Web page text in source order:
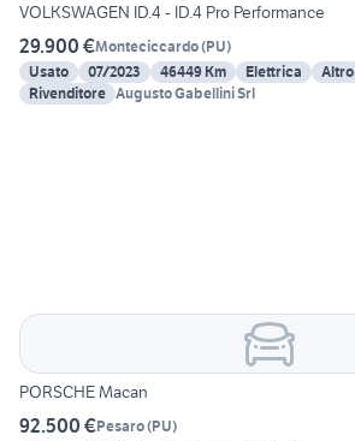
VOLKSWAGEN ID.4 - ID.4 Pro Performance
29.900 €Monteciccardo(PU)
Usato
07/2023 46449 Km Elettrica
Altro
Rivenditore Augusto Gabellini Srl
PORSCHE Macan
92.500 €Pesaro(PU)